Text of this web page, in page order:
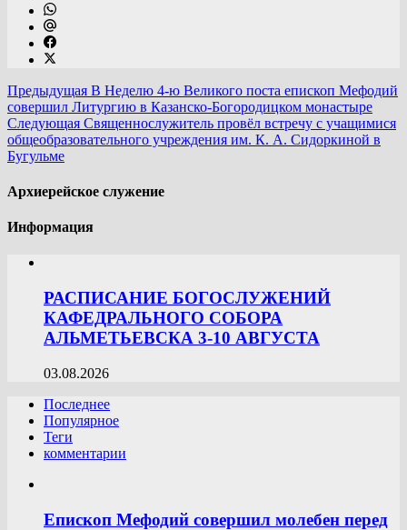
Предыдущая В Неделю 4-ю Великого поста епископ Мефодий
совершил Литургию в Казанско-Богородицком монастыре
Следующая Священнослужитель провёл встречу с учащимися
общеобразовательного учреждения им. К. А. Сидоркиной в
Бугульме
Архиерейское служение
Информация
РАСПИСАНИЕ БОГОСЛУЖЕНИЙ
КАФЕДРАЛЬНОГО СОБОРА
АЛЬМЕТЬЕВСКА 3-10 АВГУСТА
03.08.2026
Последнее
Популярное
Теги
комментарии
Епископ Мефодий совершил молебен перед